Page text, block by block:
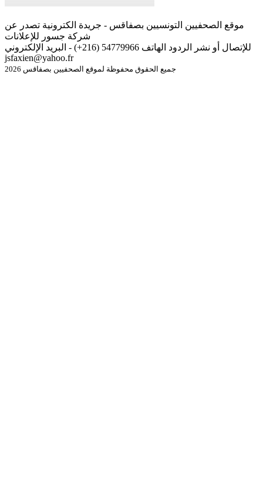
موقع الصحفيين التونسيين بصفاقس - جريدة الكترونية تصدر عن
شركة جسور للإعلانات
للإتصال أو نشر الردود الهاتف 54779966 (216+) - البريد الإلكتروني
jsfaxien@yahoo.fr
جميع الحقوق محفوظة لموقع الصحفيين بصفاقس 2026